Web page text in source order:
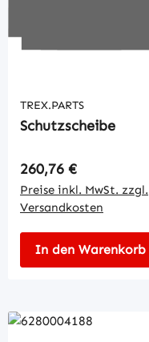
TREX.PARTS
Schutzscheibe
Regulärer Preis:
260,76 €
Preise inkl. MwSt. zzgl.
Versandkosten
In den Warenkorb